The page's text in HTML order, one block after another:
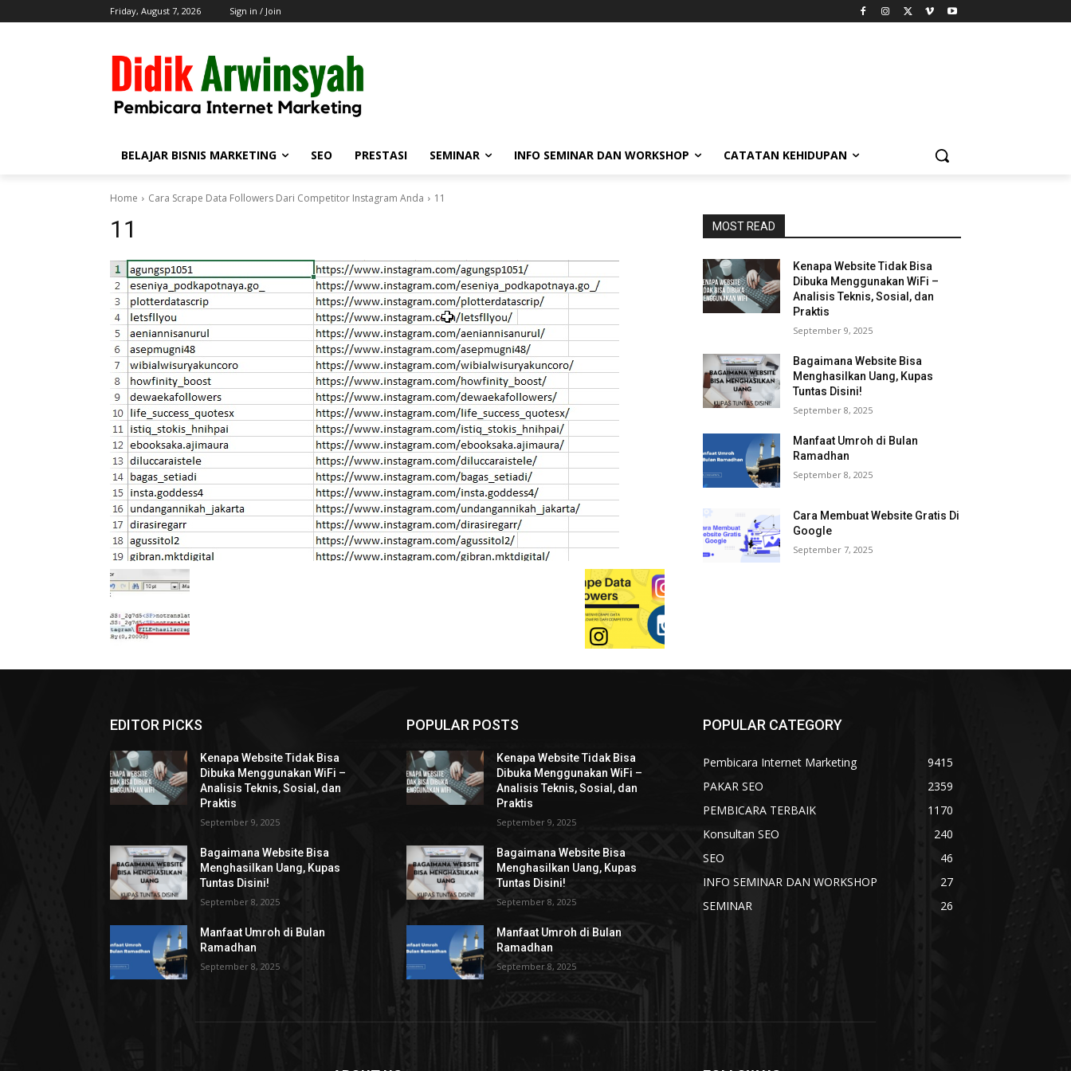
Friday, August 7, 2026 Sign in / Join
BELAJAR BISNIS MARKETING SEO PRESTASI SEMINAR INFO SEMINAR DAN WORKSHOP CATATAN KEHIDUPAN
Home Cara Scrape Data Followers Dari Competitor Instagram Anda 11
11 MOST READ
Kenapa Website Tidak Bisa
Dibuka Menggunakan WiFi –
Analisis Teknis, Sosial, dan
Praktis
September 9, 2025
Bagaimana Website Bisa
Menghasilkan Uang, Kupas
Tuntas Disini!
September 8, 2025
Manfaat Umroh di Bulan
Ramadhan
September 8, 2025
Cara Membuat Website Gratis Di
Google
September 7, 2025
EDITOR PICKS
Kenapa Website Tidak Bisa
Dibuka Menggunakan WiFi –
Analisis Teknis, Sosial, dan
Praktis
September 9, 2025
Bagaimana Website Bisa
Menghasilkan Uang, Kupas
Tuntas Disini!
September 8, 2025
Manfaat Umroh di Bulan
Ramadhan
September 8, 2025
POPULAR POSTS
Kenapa Website Tidak Bisa
Dibuka Menggunakan WiFi –
Analisis Teknis, Sosial, dan
Praktis
September 9, 2025
Bagaimana Website Bisa
Menghasilkan Uang, Kupas
Tuntas Disini!
September 8, 2025
Manfaat Umroh di Bulan
Ramadhan
September 8, 2025
POPULAR CATEGORY
Pembicara Internet Marketing
9415
PAKAR SEO
2359
PEMBICARA TERBAIK
1170
Konsultan SEO
240
SEO
46
INFO SEMINAR DAN WORKSHOP
27
SEMINAR
26